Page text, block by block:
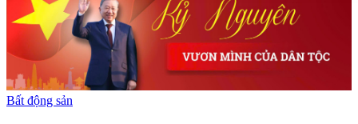
Bất động sản